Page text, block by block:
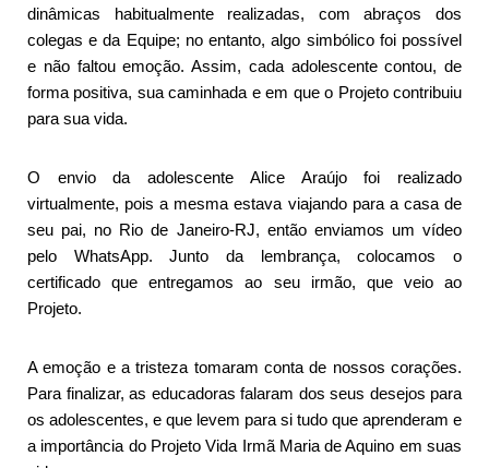
dinâmicas habitualmente realizadas, com abraços dos
colegas e da Equipe; no entanto, algo simbólico foi possível
e não faltou emoção. Assim, cada adolescente contou, de
forma positiva, sua caminhada e em que o Projeto contribuiu
para sua vida.
O envio da adolescente Alice Araújo foi realizado
virtualmente, pois a mesma estava viajando para a casa de
seu pai, no Rio de Janeiro-RJ, então enviamos um vídeo
pelo WhatsApp. Junto da lembrança, colocamos o
certificado que entregamos ao seu irmão, que veio ao
Projeto.
A emoção e a tristeza tomaram conta de nossos corações.
Para finalizar, as educadoras falaram dos seus desejos para
os adolescentes, e que levem para si tudo que aprenderam e
a importância do Projeto Vida Irmã Maria de Aquino em suas